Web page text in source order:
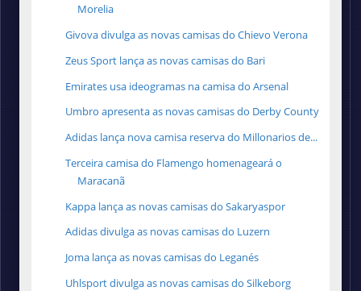
Morelia
Givova divulga as novas camisas do Chievo Verona
Zeus Sport lança as novas camisas do Bari
Emirates usa ideogramas na camisa do Arsenal
Umbro apresenta as novas camisas do Derby County
Adidas lança nova camisa reserva do Millonarios de...
Terceira camisa do Flamengo homenageará o
Maracanã
Kappa lança as novas camisas do Sakaryaspor
Adidas divulga as novas camisas do Luzern
Joma lança as novas camisas do Leganés
Uhlsport divulga as novas camisas do Silkeborg